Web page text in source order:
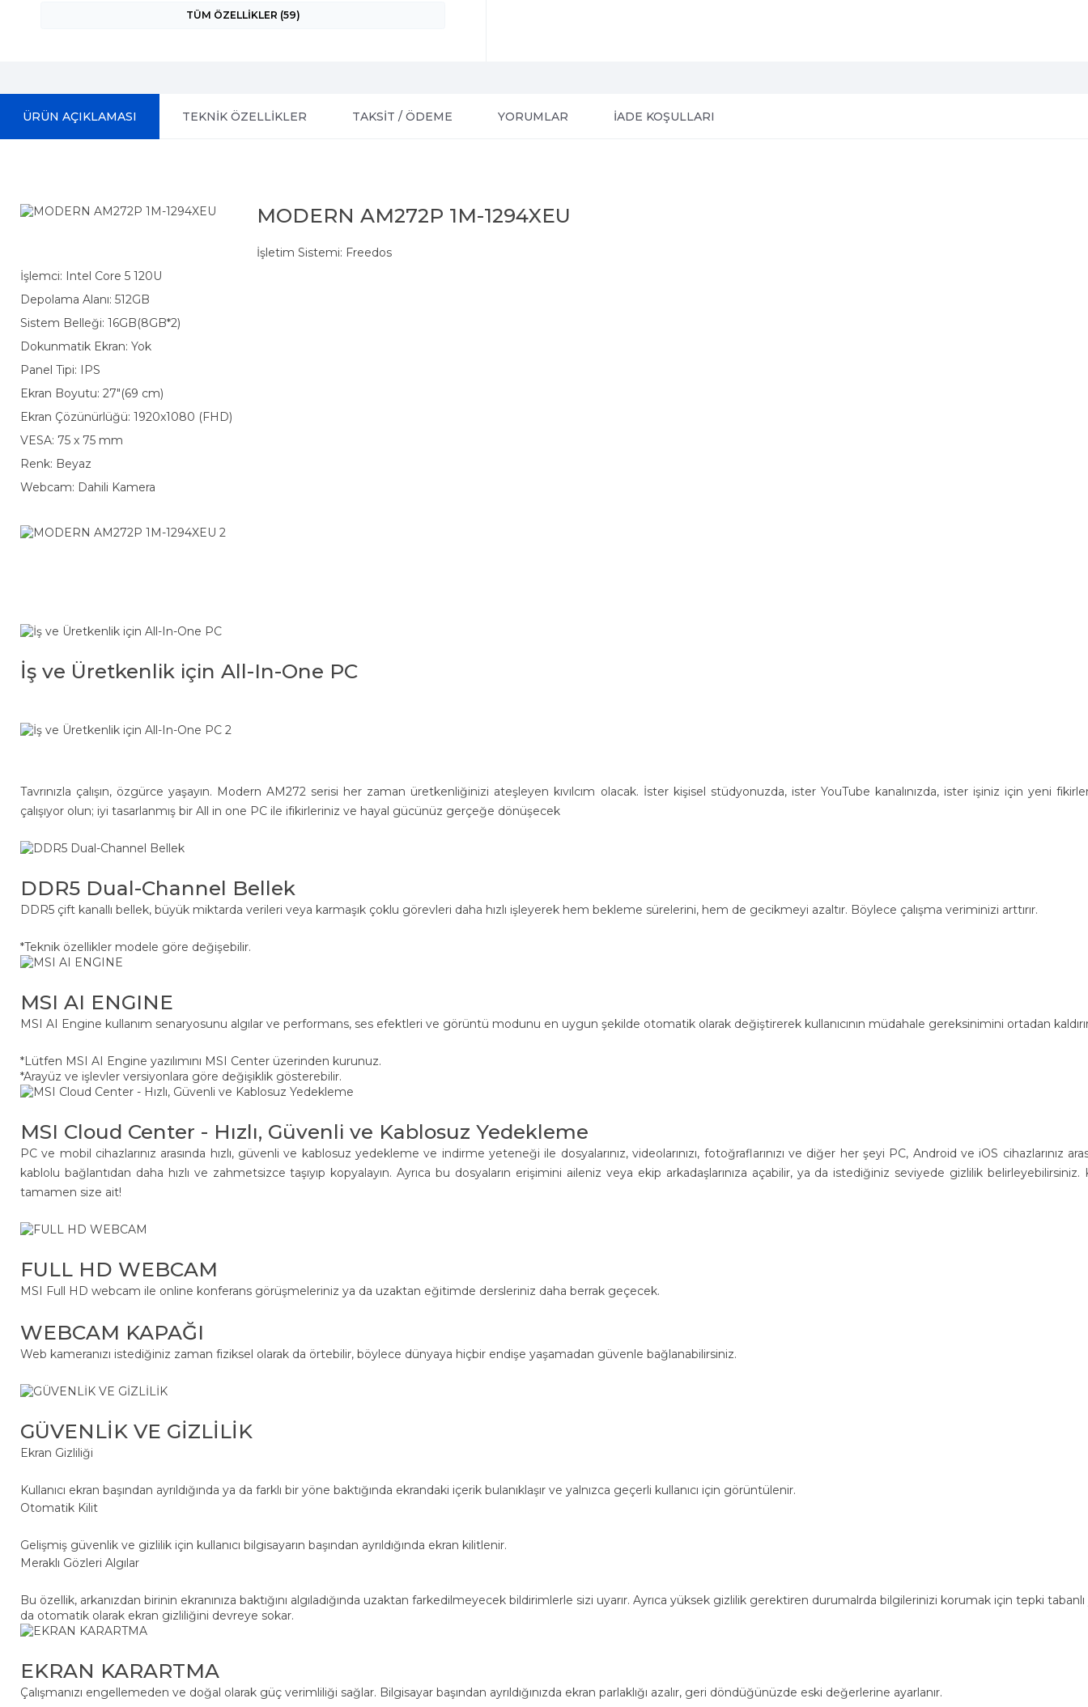
TÜM ÖZELLİKLER (59)
ÜRÜN AÇIKLAMASI TEKNİK ÖZELLİKLER TAKSİT / ÖDEME YORUMLAR İADE KOŞULLARI
MODERN AM272P 1M-1294XEU
İşletim Sistemi: Freedos
İşlemci: Intel Core 5 120U
Depolama Alanı: 512GB
Sistem Belleği: 16GB(8GB*2)
Dokunmatik Ekran: Yok
Panel Tipi: IPS
Ekran Boyutu: 27"(69 cm)
Ekran Çözünürlüğü: 1920x1080 (FHD)
VESA: 75 x 75 mm
Renk: Beyaz
Webcam: Dahili Kamera
İş ve Üretkenlik için All-In-One PC
Tavrınızla çalışın, özgürce yaşayın. Modern AM272 serisi her zaman üretkenliğinizi ateşleyen kıvılcım olacak. İster kişisel stüdyonuzda, ister YouTube kanalınızda, ister işiniz için yeni
çalışıyor olun; iyi tasarlanmış bir All in one PC ile ifikirleriniz ve hayal gücünüz gerçeğe dönüşecek
DDR5 Dual-Channel Bellek
DDR5 çift kanallı bellek, büyük miktarda verileri veya karmaşık çoklu görevleri daha hızlı işleyerek hem bekleme sürelerini, hem de gecikmeyi azaltır. Böylece çalışma veriminizi arttırır.
*Teknik özellikler modele göre değişebilir.
MSI AI ENGINE
MSI AI Engine kullanım senaryosunu algılar ve performans, ses efektleri ve görüntü modunu en uygun şekilde otomatik olarak değiştirerek kullanıcının müdahale gereksinimini ortadan
*Lütfen MSI AI Engine yazılımını MSI Center üzerinden kurunuz.
*Arayüz ve işlevler versiyonlara göre değişiklik gösterebilir.
MSI Cloud Center - Hızlı, Güvenli ve Kablosuz Yedekleme
PC ve mobil cihazlarınız arasında hızlı, güvenli ve kablosuz yedekleme ve indirme yeteneği ile dosyalarınız, videolarınızı, fotoğraflarınızı ve diğer her şeyi PC, Android ve iOS cihazlarınız
kablolu bağlantıdan daha hızlı ve zahmetsizce taşıyıp kopyalayın. Ayrıca bu dosyaların erişimini aileniz veya ekip arkadaşlarınıza açabilir, ya da istediğiniz seviyede gizlilik belirleyebilirsiniz.
tamamen size ait!
FULL HD WEBCAM
MSI Full HD webcam ile online konferans görüşmeleriniz ya da uzaktan eğitimde dersleriniz daha berrak geçecek.
WEBCAM KAPAĞI
Web kameranızı istediğiniz zaman fiziksel olarak da örtebilir, böylece dünyaya hiçbir endişe yaşamadan güvenle bağlanabilirsiniz.
GÜVENLİK VE GİZLİLİK
Ekran Gizliliği
Kullanıcı ekran başından ayrıldığında ya da farklı bir yöne baktığında ekrandaki içerik bulanıklaşır ve yalnızca geçerli kullanıcı için görüntülenir.
Otomatik Kilit
Gelişmiş güvenlik ve gizlilik için kullanıcı bilgisayarın başından ayrıldığında ekran kilitlenir.
Meraklı Gözleri Algılar
Bu özellik, arkanızdan birinin ekranınıza baktığını algıladığında uzaktan farkedilmeyecek bildirimlerle sizi uyarır. Ayrıca yüksek gizlilik gerektiren durumalrda bilgilerinizi korumak için tepki tabanlı
da otomatik olarak ekran gizliliğini devreye sokar.
EKRAN KARARTMA
Çalışmanızı engellemeden ve doğal olarak güç verimliliği sağlar. Bilgisayar başından ayrıldığınızda ekran parlaklığı azalır, geri döndüğünüzde eski değerlerine ayarlanır.